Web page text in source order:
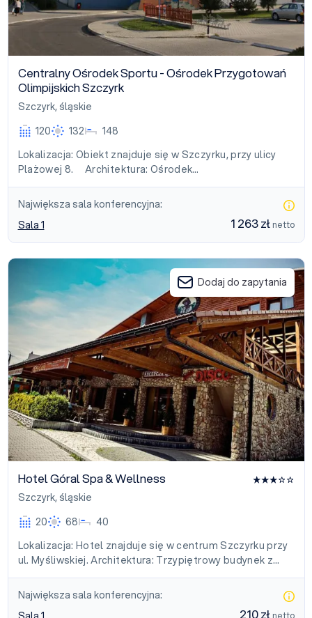
Centralny Ośrodek Sportu - Ośrodek Przygotowań
Olimpijskich Szczyrk
Szczyrk, śląskie
120
132
148
Lokalizacja: Obiekt znajduje się w Szczyrku, przy ulicy
Plażowej 8. Architektura: Ośrodek…
Największa sala konferencyjna:
Sala 1
1 263 zł netto
Hotel Góral Spa & Wellness
Dodaj do zapytania
Hotel Góral Spa & Wellness
Szczyrk, śląskie
20
68
40
Lokalizacja: Hotel znajduje się w centrum Szczyrku przy
ul. Myśliwskiej. Architektura: Trzypiętrowy budynek z…
Największa sala konferencyjna:
210 zł netto